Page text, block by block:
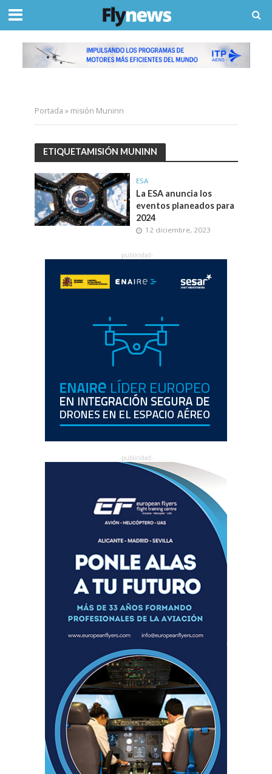
Portada » misión Muninn
ETIQUETAMISIÓN MUNINN
ESA
La ESA anuncia los
eventos planeados para
2024
12 diciembre, 2023